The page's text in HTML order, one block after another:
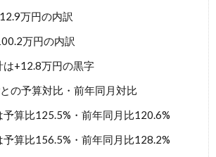
万円の内訳
万円の内訳
は+12.8万円の黒字
の予算対比・前年同月対比
予算比125.5%・前年同月比120.6%
予算比156.5%・前年同月比128.2%